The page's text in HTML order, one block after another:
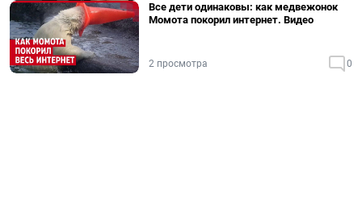
Все дети одинаковы: как медвежонок
Момота покорил интернет. Видео
2 просмотра 0